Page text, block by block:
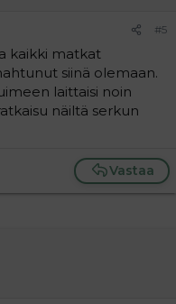
#5
kaikki matkat
siinä olemaan.
laittaisi noin
näiltä serkun
Vastaa